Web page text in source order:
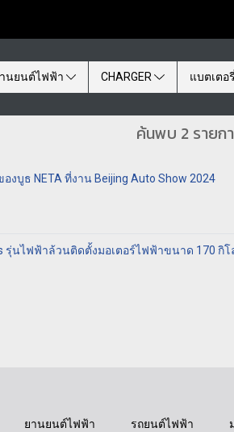
นยนต์ไฟฟ้า CHARGER แบตเตอ
ค้นพบ 2 รายก
งบูธ NETA ที่งาน Beijing Auto Show 2024
รุ่นไฟฟ้าล้วนติดตั้งมอเตอร์ไฟฟ้าขนาด 170 กิ
ยานยนต์ไฟฟ้า รถยนต์ไฟฟ้า